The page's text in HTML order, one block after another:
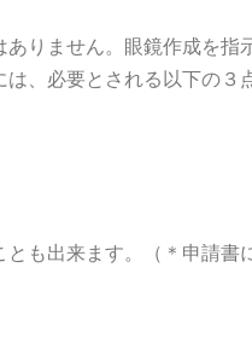
りません。眼鏡作成を
、必要とされる以下の
も出来ます。（＊申請